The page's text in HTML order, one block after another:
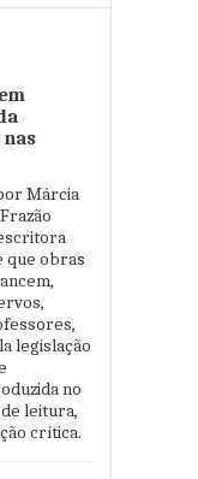
Márcia
que obras
legislação
no
leitura,
crítica.